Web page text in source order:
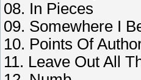
08. In Pieces
09. Somewhere I
10. Points Of
11. Leave Out All